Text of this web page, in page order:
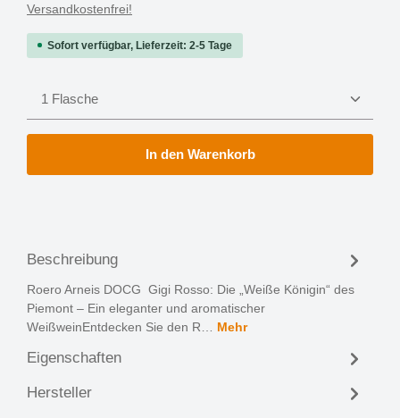
Versandkostenfrei!
Sofort verfügbar, Lieferzeit: 2-5 Tage
Produkt Anzahl: Gib den gewünschten Wert ein
In den Warenkorb
Beschreibung
Roero Arneis DOCG Gigi Rosso: Die „Weiße Königin“ des
Piemont – Ein eleganter und aromatischer
WeißweinEntdecken Sie den R… Mehr
Eigenschaften
Hersteller